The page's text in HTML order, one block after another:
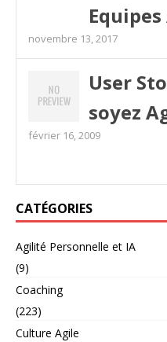
novembre 13, 2017
User
soyez
février 16, 2009
CATÉGORIES
Agilité Personnelle et IA
(9)
Coaching
(223)
Culture Agile